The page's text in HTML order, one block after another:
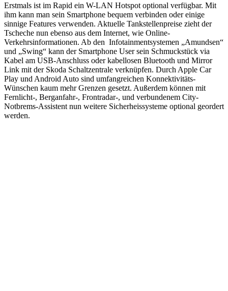
Erstmals ist im Rapid ein W-LAN Hotspot optional verfügbar. Mit
ihm kann man sein Smartphone bequem verbinden oder einige
sinnige Features verwenden. Aktuelle Tankstellenpreise zieht der
Tscheche nun ebenso aus dem Internet, wie Online-
Verkehrsinformationen. Ab den Infotainmentsystemen „Amundsen“
und „Swing“ kann der Smartphone User sein Schmuckstück via
Kabel am USB-Anschluss oder kabellosen Bluetooth und Mirror
Link mit der Skoda Schaltzentrale verknüpfen. Durch Apple Car
Play und Android Auto sind umfangreichen Konnektivitäts-
Wünschen kaum mehr Grenzen gesetzt. Außerdem können mit
Fernlicht-, Berganfahr-, Frontradar-, und verbundenem City-
Notbrems-Assistent nun weitere Sicherheissysteme optional geordert
werden.